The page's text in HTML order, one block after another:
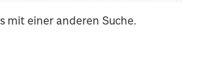
mit einer anderen Suche.